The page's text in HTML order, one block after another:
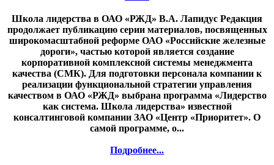
Школа лидерства в ОАО «РЖД» В.А. Лапидус Редакция
продолжает публикацию серии материалов, посвященных
широкомасштабной реформе ОАО «Российские железные
дороги», частью которой является создание
корпоративной комплексной системы менеджмента
качества (СМК). Для подготовки персонала компании к
реализации функциональной стратегии управления
качеством в ОАО «РЖД» выбрана программа «Лидерство
как система. Школа лидерства» известной
консалтинговой компании ЗАО «Центр «Приоритет». О
самой программе, о...
Подробнее...